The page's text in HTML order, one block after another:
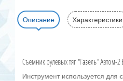
Описание Характеристики
Съемник рулевых тяг "Газель" Автом-
Инструмент используется для